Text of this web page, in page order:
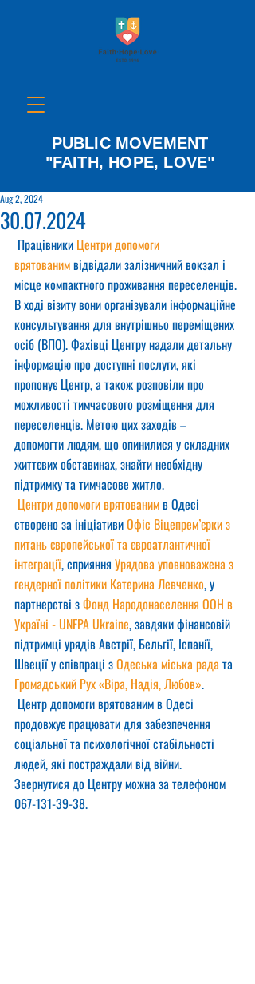
PUBLIC MOVEMENT
"FAITH, HOPE, LOVE"
30.07.2024
Aug 2, 2024
Працівники Центри допомоги
врятованим відвідали залізничний вокзал і
місце компактного проживання переселенців.
В ході візиту вони організували інформаційне
консультування для внутрішньо переміщених
осіб (ВПО). Фахівці Центру надали детальну
інформацію про доступні послуги, які
пропонує Центр, а також розповіли про
можливості тимчасового розміщення для
переселенців. Метою цих заходів –
допомогти людям, що опинилися у складних
життєвих обставинах, знайти необхідну
підтримку та тимчасове житло.
Центри допомоги врятованим в Одесі
створено за ініціативи Офіс Віцепрем’єрки з
питань європейської та євроатлантичної
інтеграції, сприяння Урядова уповноважена з
ґендерної політики Катерина Левченко, у
партнерстві з Фонд Народонаселення ООН в
Україні - UNFPA Ukraine, завдяки фінансовій
підтримці урядів Австрії, Бельгії, Іспанії,
Швеції у співпраці з Одеська міська рада та
Громадський Рух «Віра, Надія, Любов».
Центр допомоги врятованим в Одесі
продовжує працювати для забезпечення
соціальної та психологічної стабільності
людей, які постраждали від війни.
Звернутися до Центру можна за телефоном
067-131-39-38.